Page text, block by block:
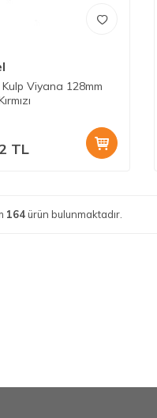
Viyana 128mm
TL
164 ürün bulunmaktadır.